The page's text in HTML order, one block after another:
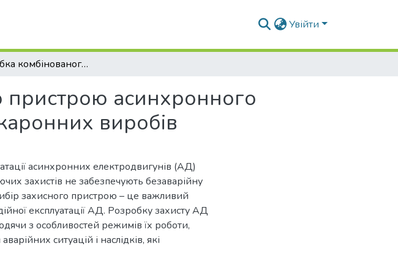
Увійти
Розробка комбінованого захисного пристрою асинхронного двигуна приводу пресу матриці макаронних виробів
пристрою асинхронного
виробів
асинхронних електродвигунів (АД)
захистів не забезпечують безаварійну
захисного пристрою – це важливий
експлуатації АД. Розробку захисту АД
з особливостей режимів їх роботи,
ситуацій і наслідків, які